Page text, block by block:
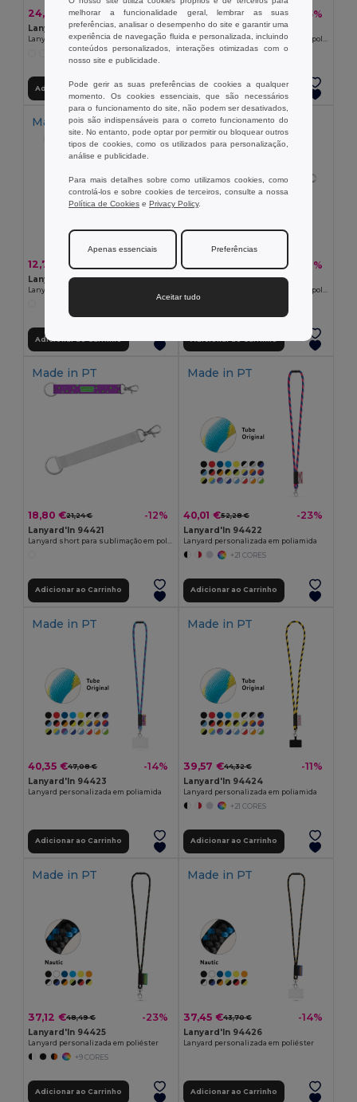
24,06 €27,19 € -12%
Lanyard'In 94416
Lanyard para sublimação em poliéster com cup holder em silicone
Adicionar ao Carrinho
11,29 €11,88 € -5%
Lanyard'In 94418
Lanyard short para sublimação em poliéster com argola
Adicionar ao Carrinho
Made in PT
12,70 € 14,93 €
Lanyard'In 94419
Adicionar ao Carrinho
Made in PT
17,21 € -17%
Lanyard'In 94420
Lanyard short para sublimação em poliéster com argola e mosquetão standard
Made in PT
18,80 €21,24 € -12%
Lanyard'In 94421
Adicionar ao Carrinho
Made in PT
40,01 €52,28 € -23%
Lanyard'In 94422
Lanyard personalizada em poliamida
+21 CORES
Adicionar ao Carrinho
Made in PT
40,35 €47,08 € -14%
Lanyard'In 94423
Lanyard personalizada em poliamida
Adicionar ao Carrinho
Made in PT
39,57 €44,32 € -11%
Lanyard'In 94424
Lanyard personalizada em poliamida
+21 CORES
Adicionar ao Carrinho
Made in PT
37,12 €48,49 € -23%
Lanyard'In 94425
Lanyard personalizada em poliéster
+9 CORES
Adicionar ao Carrinho
Made in PT
37,45 €43,70 € -14%
Lanyard'In 94426
Lanyard personalizada em poliéster
Adicionar ao Carrinho
melhorar a funcionalidade geral, lembrar as suas
preferências, analisar o desempenho do site e garantir uma
experiência de navegação fluida e personalizada, incluindo
conteúdos personalizados, interações otimizadas com o
nosso site e publicidade.
Pode gerir as suas preferências de cookies a qualquer
momento. Os cookies essenciais, que são necessários
para o funcionamento do site, não podem ser desativados,
pois são indispensáveis para o correto funcionamento do
site. No entanto, pode optar por permitir ou bloquear outros
tipos de cookies, como os utilizados para personalização,
análise e publicidade.
Para mais detalhes sobre como utilizamos cookies, como
controlá-los e sobre cookies de terceiros, consulte a nossa
Política de Cookies e Privacy Policy.
Apenas essenciais Preferências
Aceitar tudo